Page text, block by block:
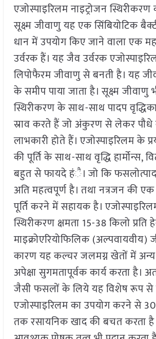
एजोस्पाइरिलम नाइट्रोजन
सूक्ष्म जीवाणु यह एक सिंबियोटिक
धान में उपयोग किए जाने वाला एक
उर्वरक हैं। यह जैव उर्वरक
लिपोफैरम जीवाणु से बनती है। यह
के समीप पाया जाता है। सूक्ष्म जीवाणु
स्थिरीकरण के साथ-साथ पादप
स्राव करते हैं जो अंकुरण से लेकर पौधे
लाभकारी होते हैं। एजोस्पाइरिलम के
की पूर्ति के साथ-साथ वृद्धि हार्मोन्स,
बहुत से फायदे हंै। जो कि
अति महत्वपूर्ण है। तथा नत्रजन की एक
पूर्ति करने में सहायक है।
स्थिरीकरण क्षमता 15-38 किलो प्रति
माइक्रोएरियोफिलिक (अल्पवायवीय)
कारण यह कल्चर जलमग्न खेतों में अन्य
अपेक्षा सुगमतापूर्वक कार्य करता है।
जैसी फसलों के लिये यह विशेष रूप से
एजोस्पाइरिलम का उपयोग करने से
तक रसायनिक खाद की बचत करता